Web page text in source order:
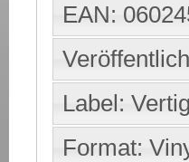
EAN:
Label:
Format: